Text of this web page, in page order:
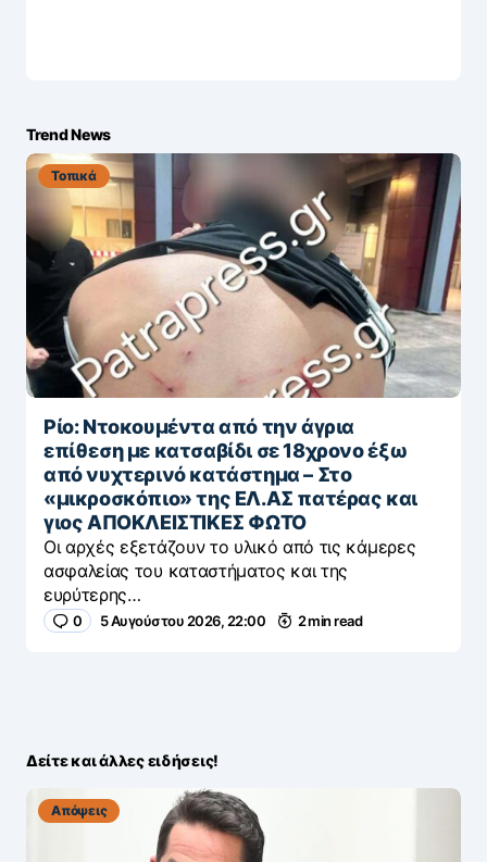
Trend News
Τοπικά
Ρίο: Ντοκουμέντα από την άγρια
επίθεση με κατσαβίδι σε 18χρονο έξω
από νυχτερινό κατάστημα – Στο
«μικροσκόπιο» της ΕΛ.ΑΣ πατέρας και
γιος ΑΠΟΚΛΕΙΣΤΙΚΕΣ ΦΩΤΟ
Οι αρχές εξετάζουν το υλικό από τις κάμερες
ασφαλείας του καταστήματος και της
ευρύτερης…
0 5 Αυγούστου 2026, 22:00 2 min read
Δείτε και άλλες ειδήσεις!
Απόψεις